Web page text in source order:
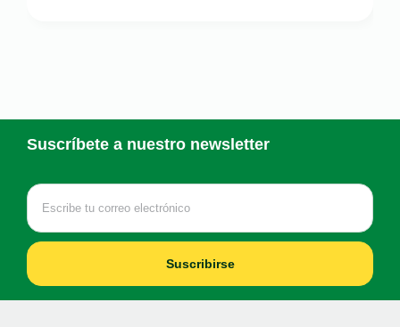
Suscríbete a nuestro newsletter
Suscribirse